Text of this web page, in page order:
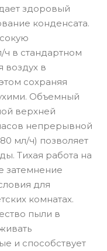
здоровый
конденсата.
ч в стандартном
воздух в
сохраняя
Объемный
верхней
непрерывной
мл/ч) позволяет
Тихая работа на
затемнение
для
комнатах.
пыли в
и способствует